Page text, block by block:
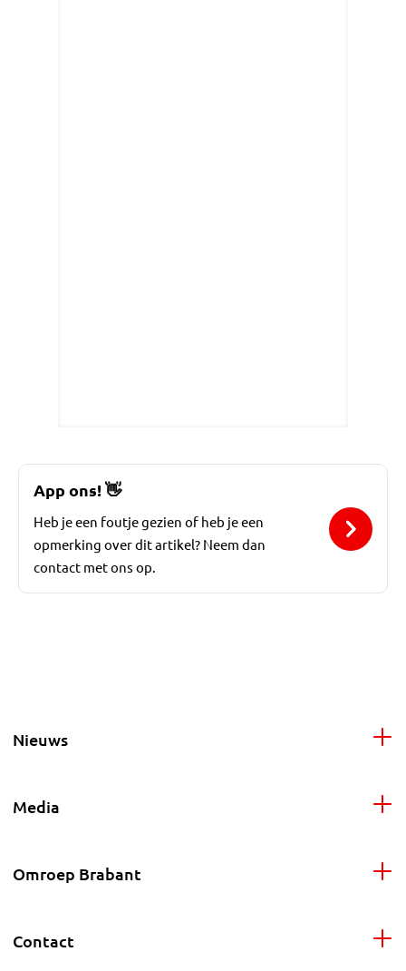
App ons!👋
Heb je een foutje gezien of heb je een
opmerking over dit artikel? Neem dan
contact met ons op.
Nieuws
Media
Omroep Brabant
Contact